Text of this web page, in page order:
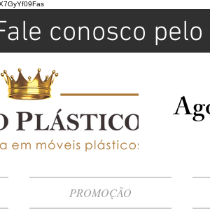
PROMOÇÃO
conosco